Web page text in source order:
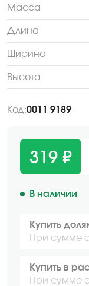
Масса
Длина
Ширина
Высота
Код:0011 9189
319 ₽
В наличии
Купить
При сумме
Купить в
При сумме